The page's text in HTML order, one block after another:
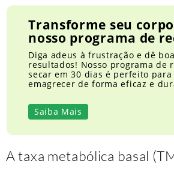
Transforme seu
nosso programa de
Diga adeus à frustração e dê
resultados! Nosso programa de
secar em 30 dias é perfeito para
emagrecer de forma eficaz e
Saiba Mais
A taxa metabólica basal